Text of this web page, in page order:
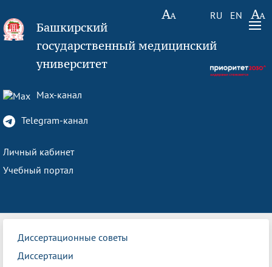
RU EN
Башкирский
государственный медицинский
университет
Max-канал
Telegram-канал
Личный кабинет
Учебный портал
Диссертационные советы
Диссертации